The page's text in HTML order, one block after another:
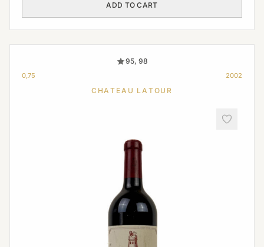
ADD TO CART
95, 98
0,75 2002
CHATEAU LATOUR